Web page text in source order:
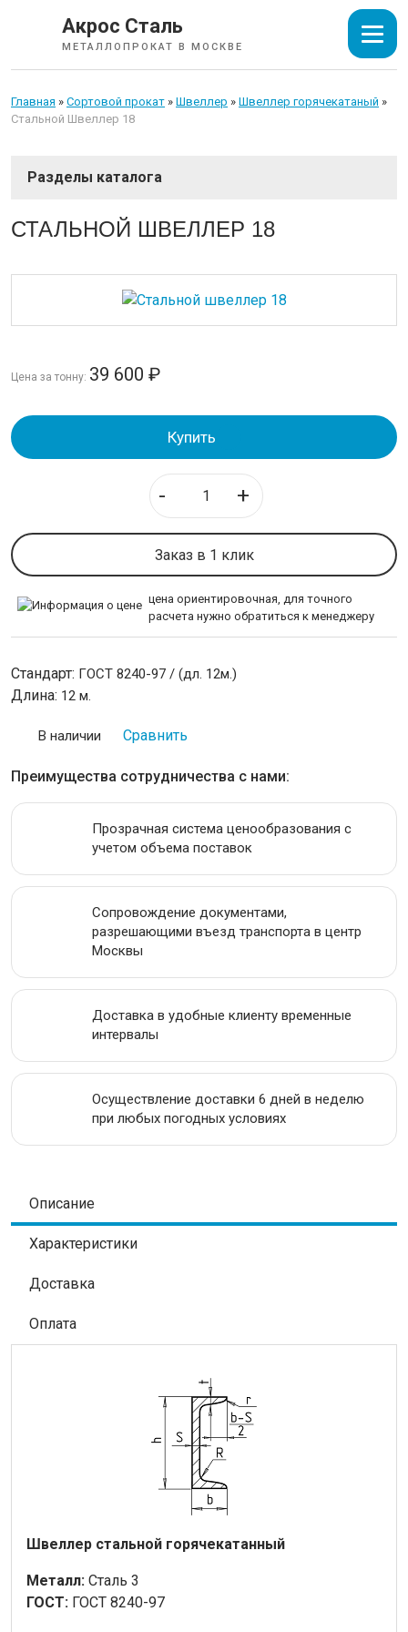
Акрос Сталь
МЕТАЛЛОПРОКАТ В МОСКВЕ
Главная » Сортовой прокат » Швеллер » Швеллер горячекатаный »
Стальной Швеллер 18
СОРТОВОЙ ПРОКАТ
Круг
ИЗОЛЯЦИЯ СТАЛЬНЫХ ТРУБ
ЛИСТОВОЙ ПРОКАТ
НЕРЖАВЕЙКА
КАЛИБРОВАННАЯ СТАЛЬ
СЕТКА
ИНСТРУМЕНТАЛЬНАЯ СТАЛЬ
АКЦИИ
СТАЛЬНОЙ ШВЕЛЛЕР 18
Цена за тонну: 39 600 ₽
Купить
- +
Заказ в 1 клик
цена ориентировочная, для точного
расчета нужно обратиться к менеджеру
Стандарт: ГОСТ 8240-97 / (дл. 12м.)
Длина: 12 м.
В наличии Сравнить
Преимущества сотрудничества с нами:
Прозрачная система ценообразования с
учетом объема поставок
Сопровождение документами,
разрешающими въезд транспорта в центр
Москвы
Доставка в удобные клиенту временные
интервалы
Осуществление доставки 6 дней в неделю
при любых погодных условиях
Описание
Характеристики
Доставка
Оплата
Швеллер стальной горячекатанный
Металл: Сталь 3
ГОСТ: ГОСТ 8240-97